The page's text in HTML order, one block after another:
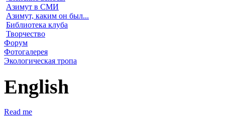
Азимут в СМИ
Азимут, каким он был...
Библиотека клуба
Творчество
Форум
Фотогалерея
Экологическая тропа
English
Read me